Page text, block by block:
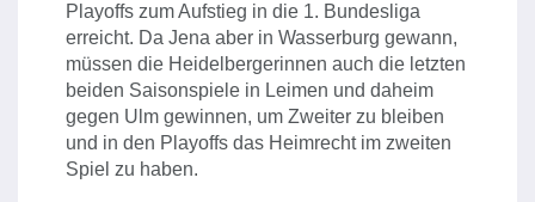
Playoffs zum Aufstieg in die 1. Bundesliga
erreicht. Da Jena aber in Wasserburg gewann,
müssen die Heidelbergerinnen auch die letzten
beiden Saisonspiele in Leimen und daheim
gegen Ulm gewinnen, um Zweiter zu bleiben
und in den Playoffs das Heimrecht im zweiten
Spiel zu haben.